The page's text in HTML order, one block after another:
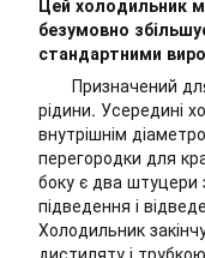
Цей холодильник
безумовно
стандартними
Призначений для
рідини. Усередині
внутрішнім
перегородки для
боку є два штуцери
підведення і
Холодильник
дистиляту і